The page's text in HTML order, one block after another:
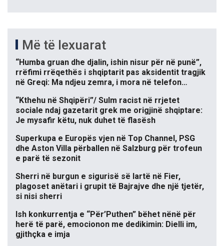
Më të lexuarat
“Humba gruan dhe djalin, ishin nisur për në punë”,
rrëfimi rrëqethës i shqiptarit pas aksidentit tragjik
në Greqi: Ma ndjeu zemra, i mora në telefon…
“Kthehu në Shqipëri”/ Sulm racist në rrjetet
sociale ndaj gazetarit grek me origjinë shqiptare:
Je mysafir këtu, nuk duhet të flasësh
Superkupa e Europës vjen në Top Channel, PSG
dhe Aston Villa përballen në Salzburg për trofeun
e parë të sezonit
Sherri në burgun e sigurisë së lartë në Fier,
plagoset anëtari i grupit të Bajrajve dhe një tjetër,
si nisi sherri
Ish konkurrentja e “Për’Puthen” bëhet nënë për
herë të parë, emocionon me dedikimin: Dielli im,
gjithçka e imja